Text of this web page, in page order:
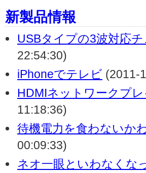
新製品情報
USBタイプの3波対応
22:54:30)
iPhoneでテレビ (2011-
HDMIネットワークプ
11:18:36)
待機電力を食わないか
00:09:33)
ネオ一眼といわなくな